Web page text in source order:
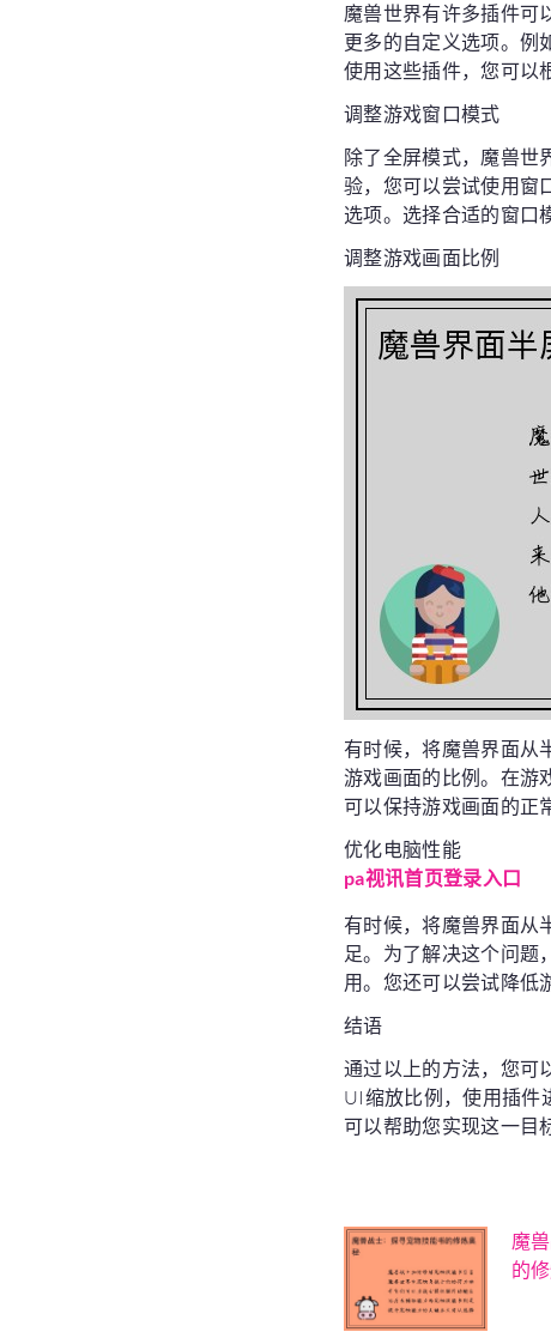
魔兽世界有许多插件可
更多的自定义选项。例
使用这些插件，您可以
调整游戏窗口模式
除了全屏模式，魔兽世
验，您可以尝试使用窗
选项。选择合适的窗口
调整游戏画面比例
有时候，将魔兽界面从
游戏画面的比例。在游
可以保持游戏画面的正
优化电脑性能
pa视讯首页登录入口
有时候，将魔兽界面从
足。为了解决这个问题
用。您还可以尝试降低
结语
通过以上的方法，您可
UI缩放比例，使用插件
可以帮助您实现这一目
魔
的